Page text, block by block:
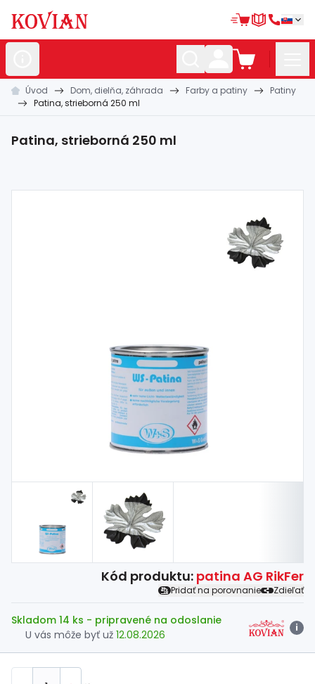
Nerezovépolotovary
polotovary
Úvod Dom, dielňa, záhrada Farby a patiny
Patiny
Patina, strieborná 250 ml
Patina, strieborná 250 ml
Kód produktu: patina AG RikFer
Pridať na porovnanie Zdieľať
Skladom 14 ks - pripravené na odoslanie
U vás môže byť už 12.08.2026
i